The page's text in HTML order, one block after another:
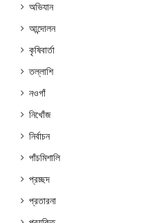
অভিযান
আন্দোলন
কৃষিবার্তা
তল্লাশি
নওগাঁ
নিখোঁজ
নির্বাচন
পাঁচমিশালি
প্রচ্ছদ
প্রতারনা